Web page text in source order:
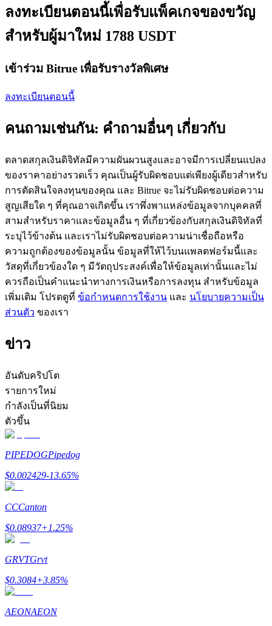
เป็นเทรดเดอร์คัดลอก
เพลิดเพลินกับการแบ่งปันผลกำไรและค่าคอมมิชชั่นการคัด
ลอกการซื้อขาย
ข้อมูล
การวิเคราะห์ข้อมูลขนาดใหญ่ รวมถึงข้อมูลการค้า ฯลฯ
แนะนำ
ลงทะเบียนตอนนี้เพื่อรับแพ็คเกจของขวัญ
สำหรับผู้มาใหม่ 1788 USDT
เข้าร่วม Bitrue เพื่อรับรางวัลพิเศษ
ลงทะเบียนตอนนี้
คนถามเช่นกัน: คำถามอื่นๆ เกี่ยวกับ
ตลาดสกุลเงินดิจิทัลมีความผันผวนสูงและอาจมีการเปลี่ยนแปลง
ของราคาอย่างรวดเร็ว คุณเป็นผู้รับผิดชอบแต่เพียงผู้เดียวสำหรับ
การตัดสินใจลงทุนของคุณ และ Bitrue จะไม่รับผิดชอบต่อความ
สูญเสียใด ๆ ที่คุณอาจเกิดขึ้น เราพึ่งพาแหล่งข้อมูลจากบุคคลที่
สามสำหรับราคาและข้อมูลอื่น ๆ ที่เกี่ยวข้องกับสกุลเงินดิจิทัลที่
ระบุไว้ข้างต้น และเราไม่รับผิดชอบต่อความน่าเชื่อถือหรือ
ความถูกต้องของข้อมูลนั้น ข้อมูลที่ให้ไว้บนแพลตฟอร์มนี้และ
วัสดุที่เกี่ยวข้องใด ๆ มีวัตถุประสงค์เพื่อให้ข้อมูลเท่านั้นและไม่
ควรถือเป็นคำแนะนำทางการเงินหรือการลงทุน สำหรับข้อมูล
เพิ่มเติม โปรดดูที่ ข้อกำหนดการใช้งาน และ นโยบายความเป็น
ส่วนตัว ของเรา
ข่าว
อันดับคริปโต
รายการใหม่
กำลังเป็นที่นิยม
ตัวขึ้น
PIPEDOGPipedog
$0.002429-13.65%
CCCanton
$0.08937+1.25%
GRVTGrvt
$0.3084+3.85%
AEONAEON